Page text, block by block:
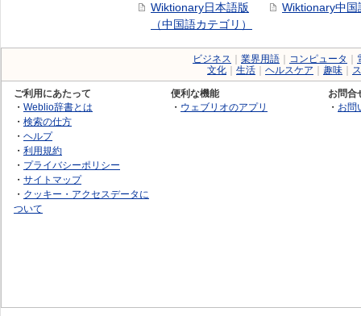
Wiktionary日本語版
（中国語カテゴリ）
Wiktionary中国
ビジネス 業界用語 コンピュータ
文化
生活 ヘルスケア 趣味
ご利用にあたって
・ Weblio辞書とは
・ 検索の仕方
・ ヘルプ
・ 利用規約
・ プライバシーポリシー
・ サイトマップ
・ クッキー・アクセスデータに
ついて
便利な機能
・ ウェブリオのアプリ
お問合
・ お問